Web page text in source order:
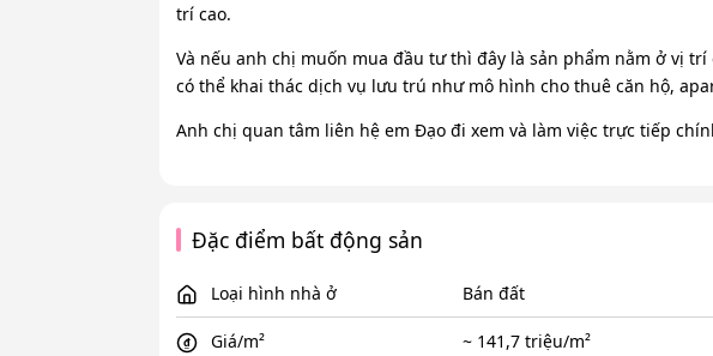
trí cao.
Và nếu anh chị muốn mua đầu tư thì đây là sản phẩm nằm ở vị trí
có thể khai thác dịch vụ lưu trú như mô hình cho thuê căn hộ,
Anh chị quan tâm liên hệ em Đạo đi xem và làm việc trực tiếp
Đặc điểm bất động sản
Loại hình nhà ở Bán đất
Giá/m² ~ 141,7 triệu/m²